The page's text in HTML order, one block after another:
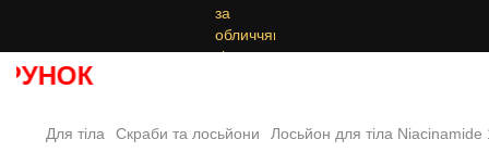
Для тіла Скраби та лосьйони Лосьйон для тіла